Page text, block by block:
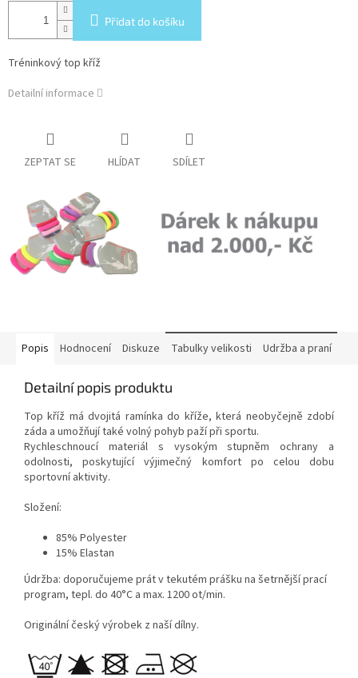
Přidat do košíku
Tréninkový top kříž
Detailní informace
ZEPTAT SE HLÍDAT SDÍLET
Popis Hodnocení Diskuze Tabulky velikosti Udržba a praní
Detailní popis produktu
Top kříž má dvojitá ramínka do kříže, která neobyčejně zdobí
záda a umožňují také volný pohyb paží při sportu.
Rychleschnoucí materiál s vysokým stupněm ochrany a
odolnosti, poskytující výjimečný komfort po celou dobu
sportovní aktivity.
Složení:
85% Polyester
15% Elastan
Údržba: doporučujeme prát v tekutém prášku na šetrnější prací
program, tepl. do 40°C a max. 1200 ot/min.
Originální český výrobek z naší dílny.